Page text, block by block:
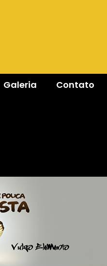
Galeria Contato